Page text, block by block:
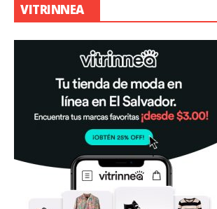
VITRINNEA